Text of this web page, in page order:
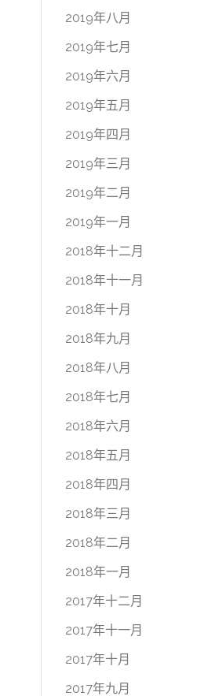
2019年八月
2019年七月
2019年六月
2019年五月
2019年四月
2019年三月
2019年二月
2019年一月
2018年十二月
2018年十一月
2018年十月
2018年九月
2018年八月
2018年七月
2018年六月
2018年五月
2018年四月
2018年三月
2018年二月
2018年一月
2017年十二月
2017年十一月
2017年十月
2017年九月